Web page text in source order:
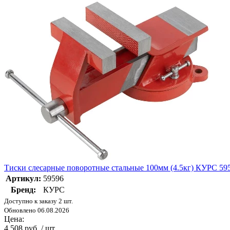
Тиски слесарные поворотные стальные 100мм (4.5кг) КУРС
Артикул: 59596
Бренд:
КУРС
Доступно к заказу 2 шт.
Обновлено 06.08.2026
Цена:
4 508 руб. / шт.